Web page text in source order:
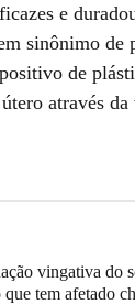
e
sinônimo de
de
através
vingativa do
tem afetado